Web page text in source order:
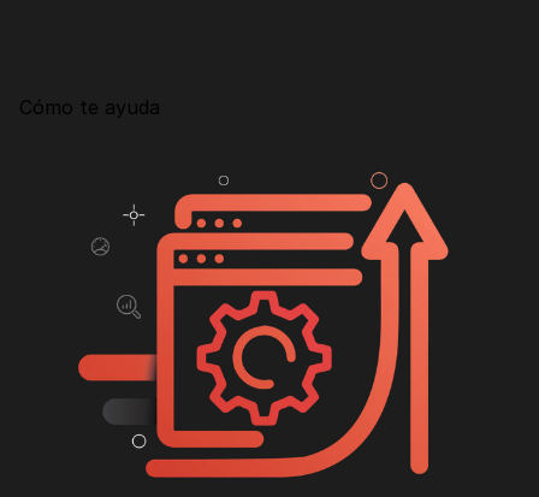
MHA Intelligence
Facebook Ads
Desarrollo Web
Email marketing
Cómo te ayuda